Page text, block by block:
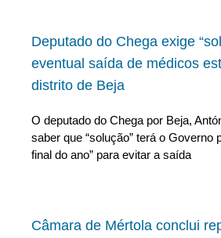
Deputado do Chega exige
eventual saída de médicos
distrito de Beja
O deputado do Chega por Beja,
saber que “solução” terá o Governo
final do ano” para evitar a saída
Câmara de Mértola conclui